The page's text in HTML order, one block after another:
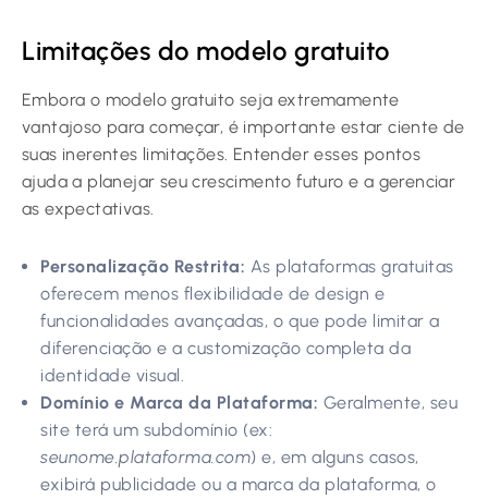
Limitações do modelo gratuito
Embora o modelo gratuito seja extremamente
vantajoso para começar, é importante estar ciente de
suas inerentes limitações. Entender esses pontos
ajuda a planejar seu crescimento futuro e a gerenciar
as expectativas.
Personalização Restrita: As plataformas gratuitas
oferecem menos flexibilidade de design e
funcionalidades avançadas, o que pode limitar a
diferenciação e a customização completa da
identidade visual.
Domínio e Marca da Plataforma: Geralmente, seu
site terá um subdomínio (ex:
seunome.plataforma.com) e, em alguns casos,
exibirá publicidade ou a marca da plataforma, o